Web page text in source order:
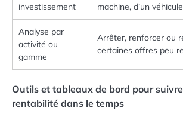
investissement
machine, d’un
Analyse par
activité ou
gamme
Arrêter, renforcer ou
certaines offres peu
Outils et tableaux de bord pour
rentabilité dans le temps